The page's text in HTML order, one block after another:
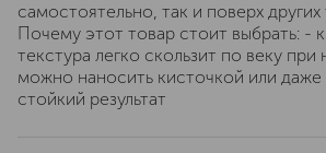
самостоятельно, так и поверх других
Почему этот товар стоит выбрать: -
текстура легко скользит по веку при
можно наносить кисточкой или даже
стойкий результат